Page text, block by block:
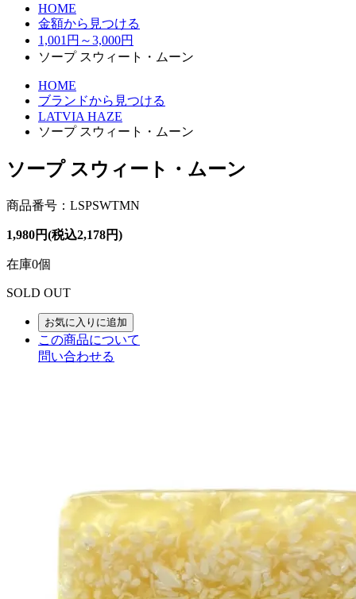
HOME
金額から見つける
1,001円～3,000円
ソープ スウィート・ムーン
HOME
ブランドから見つける
LATVIA HAZE
ソープ スウィート・ムーン
ソープ スウィート・ムーン
商品番号：LSPSWTMN
1,980円(税込2,178円)
在庫0個
SOLD OUT
お気に入りに追加
この商品について
問い合わせる